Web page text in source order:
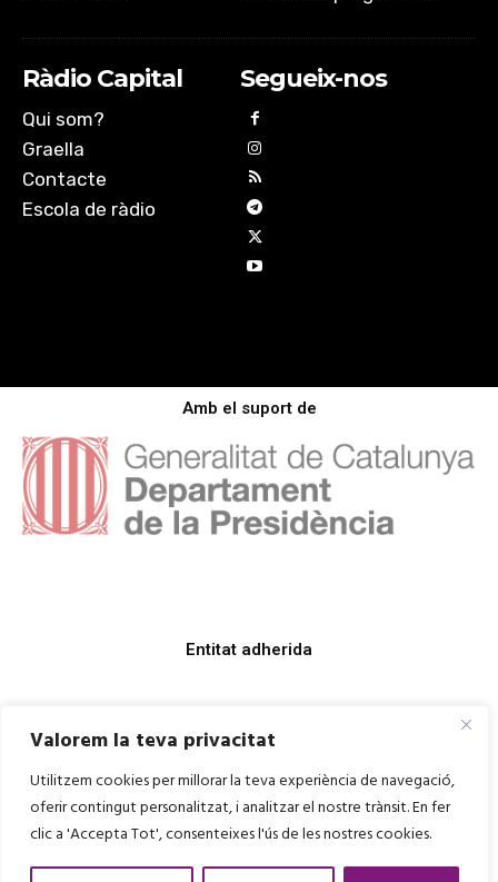
Valorem la teva privacitat
Utilitzem cookies per millorar la teva experiència de navegació,
oferir contingut personalitzat, i analitzar el nostre trànsit. En fer
clic a 'Accepta Tot', consenteixes l'ús de les nostres cookies.
Ràdio Capital
Qui som?
Graella
Contacte
Escola de ràdio
Segueix-nos
Amb el suport de
Entitat adherida